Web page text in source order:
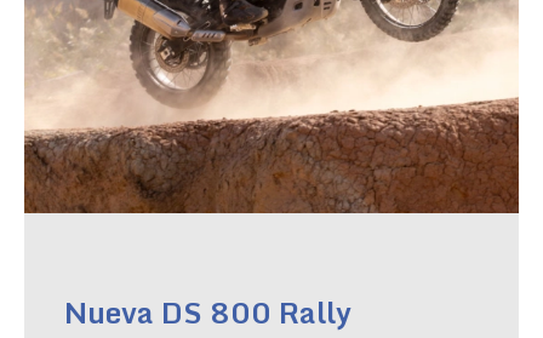
Nueva DS 800 Rally